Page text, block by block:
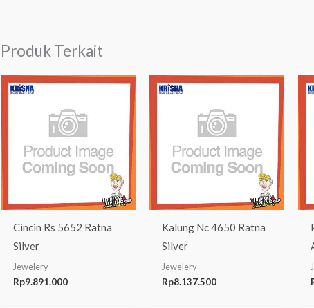
Produk Terkait
Cincin Rs 5652 Ratna
Silver
Jewelery
Rp9.891.000
Kalung Nc 4650 Ratna
Silver
Jewelery
Rp8.137.500